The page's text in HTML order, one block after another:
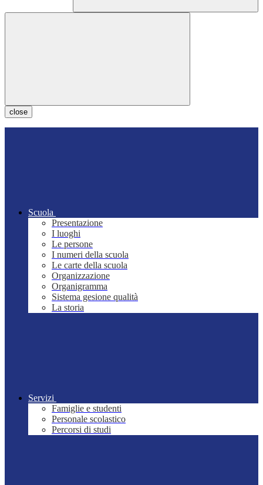
close
Scuola
Presentazione
I luoghi
Le persone
I numeri della scuola
Le carte della scuola
Organizzazione
Organigramma
Sistema gesione qualità
La storia
Servizi
Famiglie e studenti
Personale scolastico
Percorsi di studi